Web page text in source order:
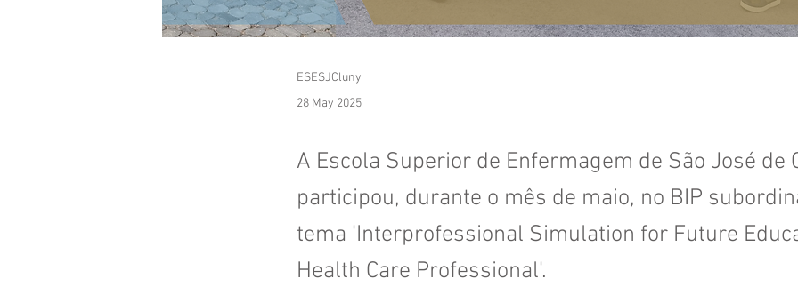
ESESJCluny
28 May 2025
A Escola Superior de Enfermagem de São José de
participou, durante o mês de maio, no BIP
tema 'Interprofessional Simulation for Future
Health Care Professional'.